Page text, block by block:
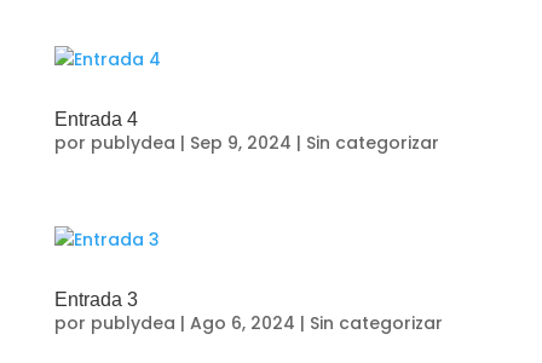
Entrada 4
por publydea | Sep 9, 2024 | Sin categorizar
Entrada 3
por publydea | Ago 6, 2024 | Sin categorizar